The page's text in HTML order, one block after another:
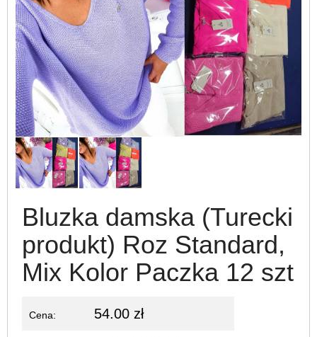
Bluzka damska (Turecki
produkt) Roz Standard,
Mix Kolor Paczka 12 szt
Cena: 54.00 zł